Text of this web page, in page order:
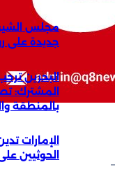
مجلس
جديدة على
البحرين
المشترك:
بالمنطقة
الإمارات
الحوثيين